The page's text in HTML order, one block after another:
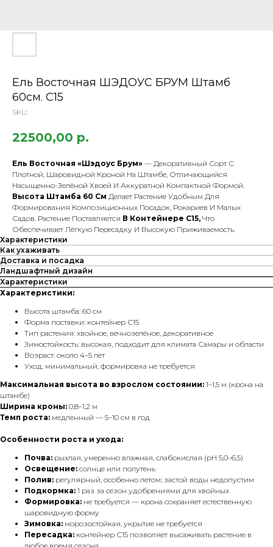
Ель Восточная ШЭДОУС БРУМ Штамб
60cм. С15
SKU:
22500,00 р.
Ель Восточная «Шэдоус Брум» — Декоративный Сорт С
Плотной, Шаровидной Кроной На Штамбе, Отличающийся
Насыщенно-Зелёной Хвоей И Аккуратной Компактной Формой.
Высота Штамба 60 См Делает Растение Удобным Для
Формирования Композиционных Посадок, Рокариев И Малых
Садов. Растение Поставляется В Контейнере С15, Что
Обеспечивает Лёгкую Пересадку И Высокую Приживаемость.
Характеристики
Как ухаживать
Доставка и посадка
Ландшафтный дизайн
Характеристики
Характеристики:
Высота штамба: 60 см
Форма поставки: контейнер С15
Тип растения: хвойное, вечнозелёное, декоративное
Зимостойкость: высокая, подходит для климата Самары и области
Возраст: около 4–5 лет
Уход: минимальный, формировка не требуется
Максимальная высота во взрослом состоянии: 1–1,5 м (крона на
штамбе)
Ширина кроны: 0,8–1,2 м
Темп роста: медленный — 5–10 см в год
Особенности роста и ухода:
Почва: рыхлая, умеренно влажная, слабокислая (pH 5,0–6,5)
Освещение: солнце или полутень
Полив: регулярный, особенно летом; застой воды недопустим
Подкормка: 1 раз за сезон удобрениями для хвойных
Формировка: не требуется — крона сохраняет естественную
шаровидную форму
Зимовка: морозостойкая, укрытие не требуется
Пересадка: контейнер С15 позволяет высаживать растение в